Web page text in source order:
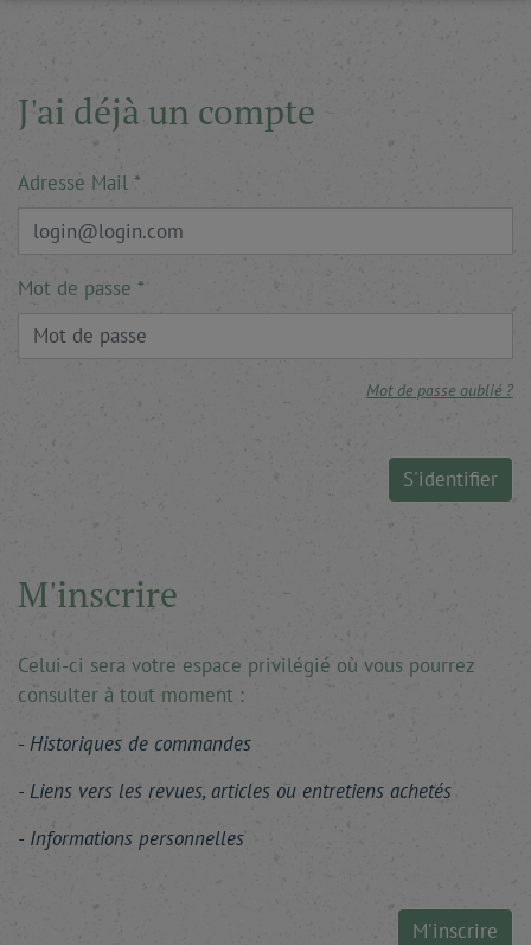
J'ai déjà un compte
Adresse Mail
Mot de passe
Mot de passe oublié ?
S'identifier
M'inscrire
Celui-ci sera votre espace privilégié où vous pourrez
consulter à tout moment :
Historiques de commandes
Liens vers les revues, articles ou entretiens achetés
Informations personnelles
M'inscrire